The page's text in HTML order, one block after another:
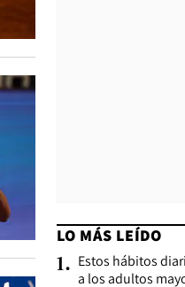
LO MÁS LEÍDO
1. Estos hábitos
a los adultos